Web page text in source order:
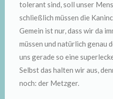
tolerant sind, soll unser
schließlich müssen die
Gemein ist nur, dass wir da
müssen und natürlich genau
uns gerade so eine
Selbst das halten wir aus,
noch: der Metzger.